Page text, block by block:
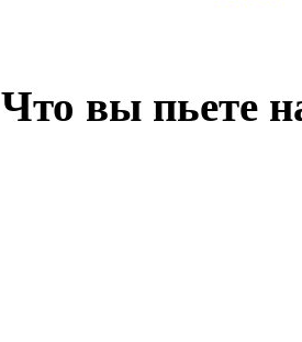
Что вы пьете